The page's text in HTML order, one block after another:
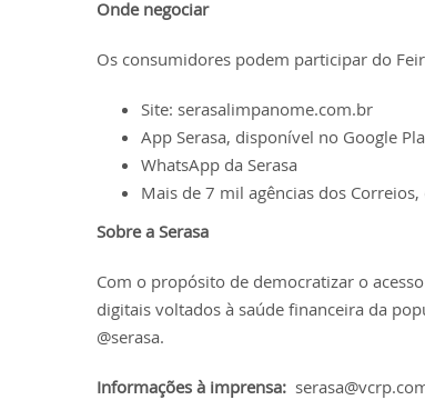
Onde negociar
Os consumidores podem participar do
Site: serasalimpanome.com.br
App Serasa, disponível no Google
WhatsApp da Serasa
Mais de 7 mil agências dos
Sobre a Serasa
Com o propósito de democratizar o
digitais voltados à saúde financeira da
@serasa.
Informações à imprensa: